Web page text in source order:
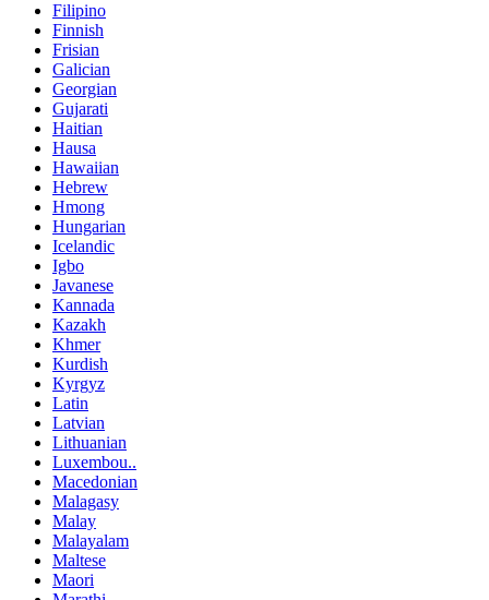
Filipino
Finnish
Frisian
Galician
Georgian
Gujarati
Haitian
Hausa
Hawaiian
Hebrew
Hmong
Hungarian
Icelandic
Igbo
Javanese
Kannada
Kazakh
Khmer
Kurdish
Kyrgyz
Latin
Latvian
Lithuanian
Luxembou..
Macedonian
Malagasy
Malay
Malayalam
Maltese
Maori